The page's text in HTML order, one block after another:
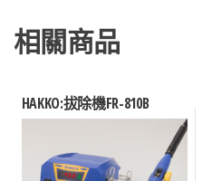
相關商品
HAKKO:拔除機FR-810B